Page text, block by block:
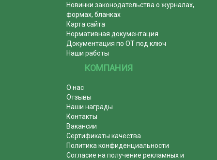
Новинки законодательства о журналах,
формах, бланках
Карта сайта
Нормативная документация
Документация по ОТ под ключ
Наши работы
КОМПАНИЯ
О нас
Отзывы
Наши награды
Контакты
Вакансии
Сертификаты качества
Политика конфиденциальности
Согласие на получение рекламных и